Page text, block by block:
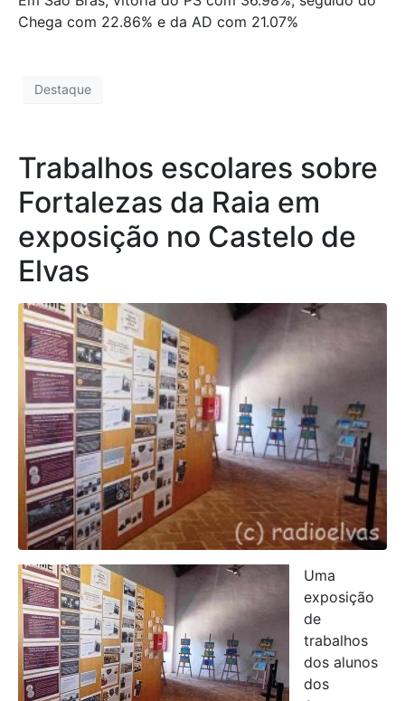
Chega com 22.86% e da AD com 21.07%
Destaque
Trabalhos escolares sobre
Fortalezas da Raia em
exposição no Castelo de
Elvas
Uma
exposição
de
trabalhos
dos alunos
dos